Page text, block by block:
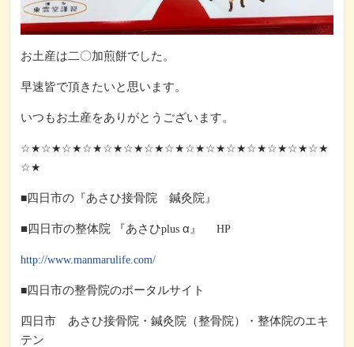
お土産は二〇加煎餅でした。
早速皆で頂きたいと思います。
いつもお土産をありがとうございます。
☆★☆★☆★☆★☆★☆★☆★☆★☆★☆★☆★☆★☆★☆★☆★
☆★
■四日市の『あさひ接骨院 鍼灸院』
■四日市の整体院 『あさひplusα』HP
http://www.manmarulife.com/
■四日市の整骨院のポータルサイト
四日市 あさひ接骨院・鍼灸院（整骨院）・整体院のエキ
テン